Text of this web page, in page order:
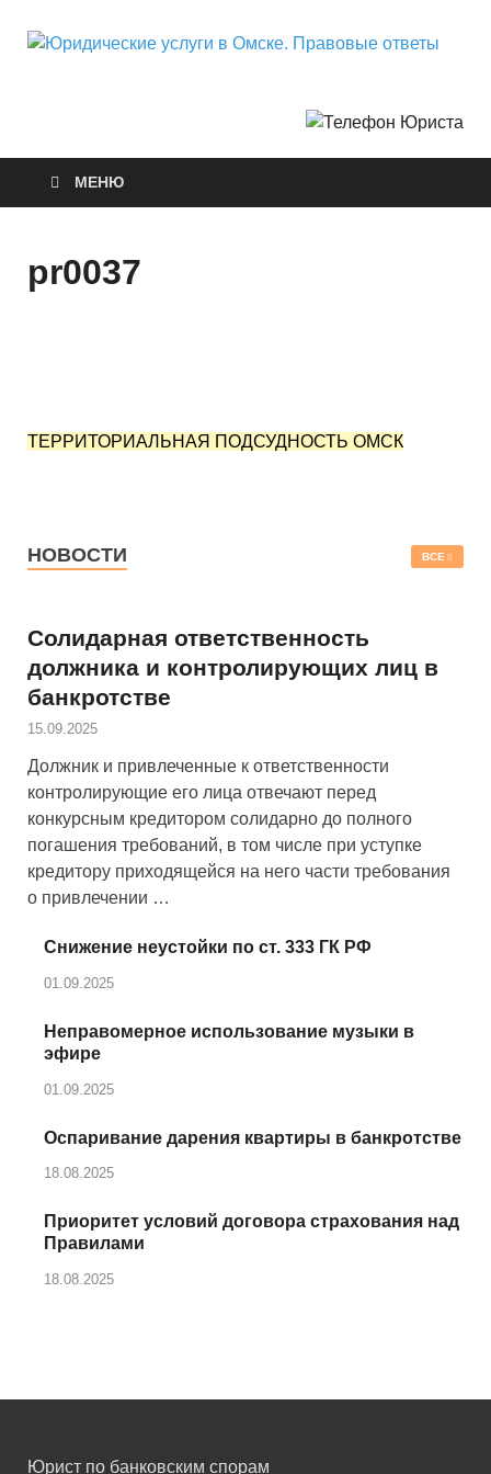
МЕНЮ
pr0037
ТЕРРИТОРИАЛЬНАЯ ПОДСУДНОСТЬ ОМСК
НОВОСТИ ВСЕ
Солидарная ответственность
должника и контролирующих лиц в
банкротстве
15.09.2025
Должник и привлеченные к ответственности
контролирующие его лица отвечают перед
конкурсным кредитором солидарно до полного
погашения требований, в том числе при уступке
кредитору приходящейся на него части требования
о привлечении …
Снижение неустойки по ст. 333 ГК РФ
01.09.2025
Неправомерное использование музыки в
эфире
01.09.2025
Оспаривание дарения квартиры в банкротстве
18.08.2025
Приоритет условий договора страхования над
Правилами
18.08.2025
Юрист по банковским спорам